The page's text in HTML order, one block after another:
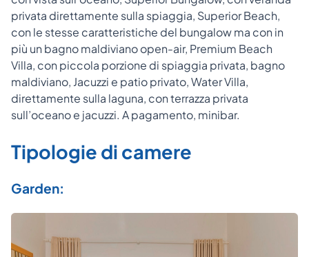
privata direttamente sulla spiaggia, Superior Beach,
con le stesse caratteristiche del bungalow ma con in
più un bagno maldiviano open-air, Premium Beach
Villa, con piccola porzione di spiaggia privata, bagno
maldiviano, Jacuzzi e patio privato, Water Villa,
direttamente sulla laguna, con terrazza privata
sull’oceano e jacuzzi. A pagamento, minibar.
Tipologie di camere
Garden: